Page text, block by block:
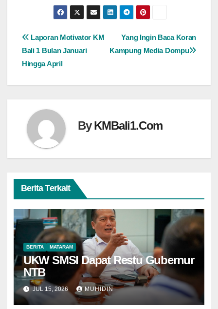
Navigasi
pos
Yang Ingin Baca Koran
Kampung Media Dompu
Laporan Motivator KM
Bali 1 Bulan Januari
Hingga April
ByKMBali1.Com
Berita Terkait
BERITA MATARAM
UKW SMSI Dapat Restu Gubernur
NTB
JUL 15, 2026 MUHIDIN